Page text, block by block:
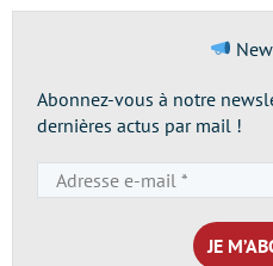
Abonnez-vous à notre
dernières actus par mail !
*